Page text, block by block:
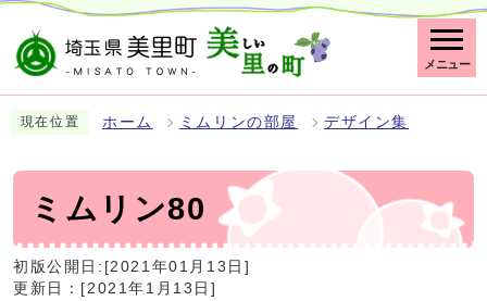
メニュー
現在位置 ホーム ミムリンの部屋 デザイン集
ミムリン80
初版公開日:[2021年01月13日]
更新日：[2021年1月13日]